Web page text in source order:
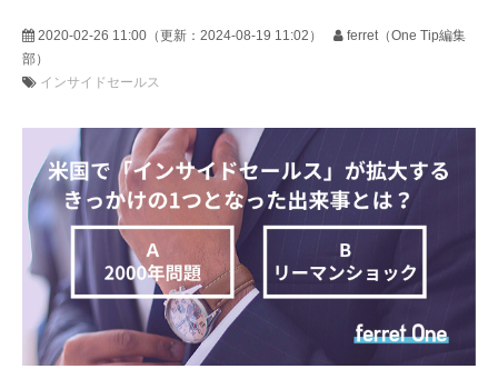
2020-02-26 11:00 （更新： 2024-08-19 11:02 ）
ferret（One Tip編集
部）
インサイドセールス